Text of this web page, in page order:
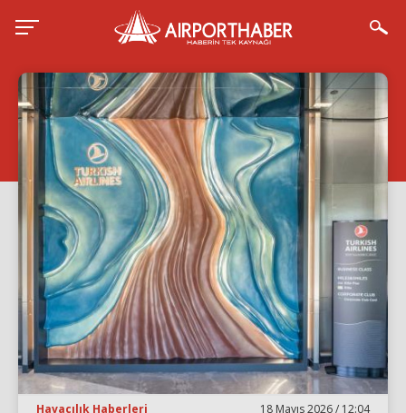
Havacılık Haberleri 18 Mayıs 2026 / 12:04